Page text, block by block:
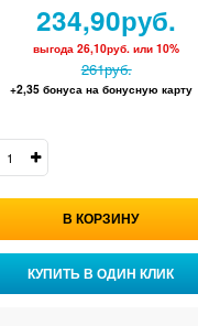
261руб.
234,90руб.
выгода26,10руб. или10%
+2,35 бонуса на бонусную карту
В КОРЗИНУ
КУПИТЬ В ОДИН КЛИК